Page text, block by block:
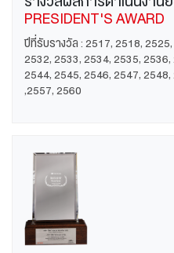
PRESIDENT'S AWARD
ปีที่รับรางวัล : 2517, 2518,
2532, 2533, 2534, 2535,
2544, 2545, 2546, 2547,
,2557, 2560